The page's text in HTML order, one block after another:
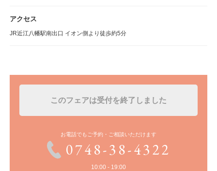
アクセス
JR近江八幡駅南出口 イオン側より徒歩約5分
このフェアは受付を終了しました
お電話でもご予約・ご相談いただけます
0748-38-4322
10:00 - 19:00